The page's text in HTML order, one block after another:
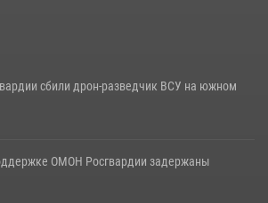
сбили дрон-разведчик ВСУ на южном
ОМОН Росгвардии задержаны